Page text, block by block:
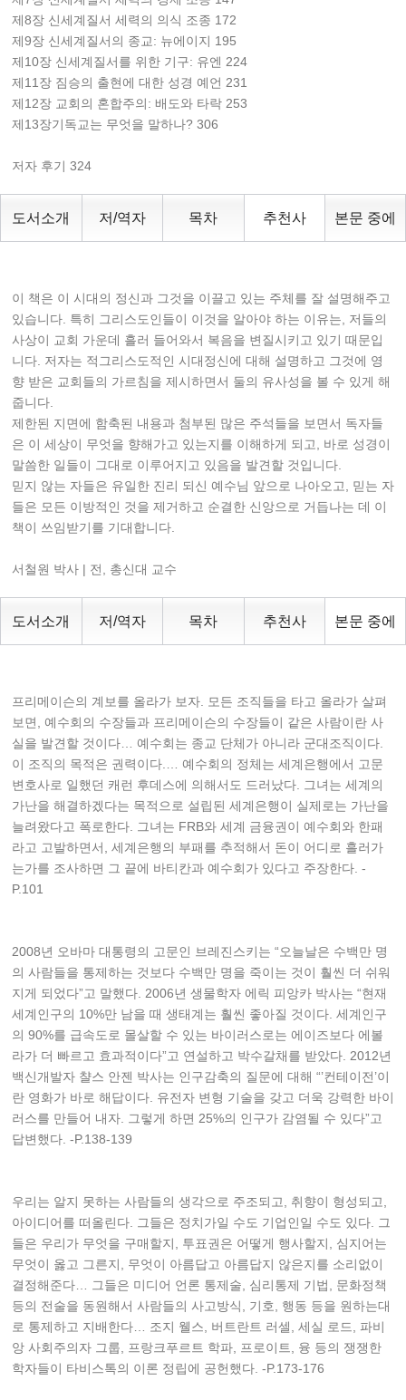
제8장 신세계질서 세력의 의식 조종 172
제9장 신세계질서의 종교: 뉴에이지 195
제10장 신세계질서를 위한 기구: 유엔 224
제11장 짐승의 출현에 대한 성경 예언 231
제12장 교회의 혼합주의: 배도와 타락 253
제13장기독교는 무엇을 말하나? 306
저자 후기 324
도서소개 저/역자 목차 추천사 본문 중에
이 책은 이 시대의 정신과 그것을 이끌고 있는 주체를 잘 설명해주고
있습니다. 특히 그리스도인들이 이것을 알아야 하는 이유는, 저들의
사상이 교회 가운데 흘러 들어와서 복음을 변질시키고 있기 때문입
니다. 저자는 적그리스도적인 시대정신에 대해 설명하고 그것에 영
향 받은 교회들의 가르침을 제시하면서 둘의 유사성을 볼 수 있게 해
줍니다.
제한된 지면에 함축된 내용과 첨부된 많은 주석들을 보면서 독자들
은 이 세상이 무엇을 향해가고 있는지를 이해하게 되고, 바로 성경이
말씀한 일들이 그대로 이루어지고 있음을 발견할 것입니다.
믿지 않는 자들은 유일한 진리 되신 예수님 앞으로 나아오고, 믿는 자
들은 모든 이방적인 것을 제거하고 순결한 신앙으로 거듭나는 데 이
책이 쓰임받기를 기대합니다.
서철원 박사 | 전, 총신대 교수
도서소개 저/역자 목차 추천사 본문 중에
프리메이슨의 계보를 올라가 보자. 모든 조직들을 타고 올라가 살펴
보면, 예수회의 수장들과 프리메이슨의 수장들이 같은 사람이란 사
실을 발견할 것이다… 예수회는 종교 단체가 아니라 군대조직이다.
이 조직의 목적은 권력이다.… 예수회의 정체는 세계은행에서 고문
변호사로 일했던 캐런 후데스에 의해서도 드러났다. 그녀는 세계의
가난을 해결하겠다는 목적으로 설립된 세계은행이 실제로는 가난을
늘려왔다고 폭로한다. 그녀는 FRB와 세계 금융권이 예수회와 한패
라고 고발하면서, 세계은행의 부패를 추적해서 돈이 어디로 흘러가
는가를 조사하면 그 끝에 바티칸과 예수회가 있다고 주장한다. -
P.101
2008년 오바마 대통령의 고문인 브레진스키는 “오늘날은 수백만 명
의 사람들을 통제하는 것보다 수백만 명을 죽이는 것이 훨씬 더 쉬워
지게 되었다”고 말했다. 2006년 생물학자 에릭 피앙카 박사는 “현재
세계인구의 10%만 남을 때 생태계는 훨씬 좋아질 것이다. 세계인구
의 90%를 급속도로 몰살할 수 있는 바이러스로는 에이즈보다 에볼
라가 더 빠르고 효과적이다”고 연설하고 박수갈채를 받았다. 2012년
백신개발자 챨스 안젠 박사는 인구감축의 질문에 대해 “’컨테이전’이
란 영화가 바로 해답이다. 유전자 변형 기술을 갖고 더욱 강력한 바이
러스를 만들어 내자. 그렇게 하면 25%의 인구가 감염될 수 있다”고
답변했다. -P.138-139
우리는 알지 못하는 사람들의 생각으로 주조되고, 취향이 형성되고,
아이디어를 떠올린다. 그들은 정치가일 수도 기업인일 수도 있다. 그
들은 우리가 무엇을 구매할지, 투표권은 어떻게 행사할지, 심지어는
무엇이 옳고 그른지, 무엇이 아름답고 아름답지 않은지를 소리없이
결정해준다… 그들은 미디어 언론 통제술, 심리통제 기법, 문화정책
등의 전술을 동원해서 사람들의 사고방식, 기호, 행동 등을 원하는대
로 통제하고 지배한다… 조지 웰스, 버트란트 러셀, 세실 로드, 파비
앙 사회주의자 그룹, 프랑크푸르트 학파, 프로이트, 융 등의 쟁쟁한
학자들이 타비스톡의 이론 정립에 공헌했다. -P.173-176